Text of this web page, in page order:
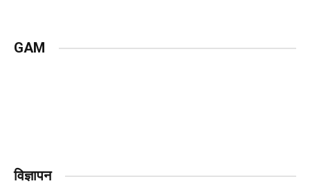
GAM
विज्ञापन